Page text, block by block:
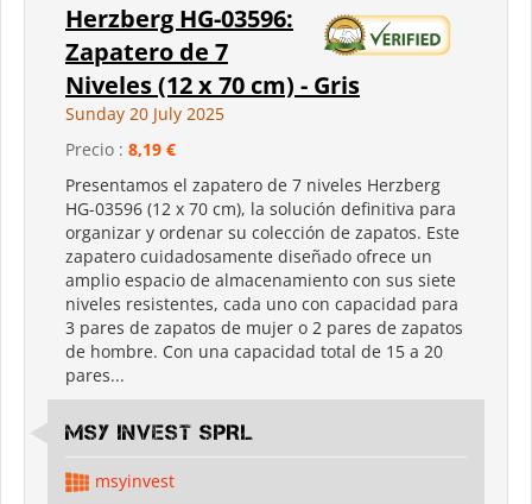
Herzberg HG-03596:
Zapatero de 7
Niveles (12 x 70 cm) - Gris
Sunday 20 July 2025
Precio : 8,19 €
Presentamos el zapatero de 7 niveles Herzberg
HG-03596 (12 x 70 cm), la solución definitiva para
organizar y ordenar su colección de zapatos. Este
zapatero cuidadosamente diseñado ofrece un
amplio espacio de almacenamiento con sus siete
niveles resistentes, cada uno con capacidad para
3 pares de zapatos de mujer o 2 pares de zapatos
de hombre. Con una capacidad total de 15 a 20
pares...
MSY INVEST SPRL
msyinvest